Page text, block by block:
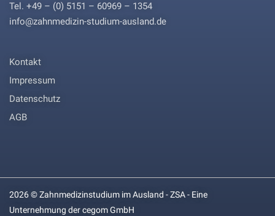
Tel. +49 – (0) 5151 – 60969 – 1354
info@zahnmedizin-studium-ausland.de
Kontakt
Impressum
Datenschutz
AGB
2026 © Zahnmedizinstudium im Ausland - ZSA - Eine
Unternehmung der cegom GmbH